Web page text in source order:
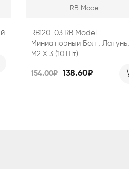
RB Model
RB120-03 RB Model
Миниатюрный Болт, Латунь,
М2 X 3 (10 Шт)
154.00₽ 138.60₽